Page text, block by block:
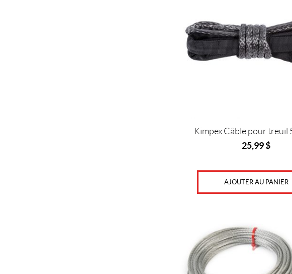
Kimpex Câble pour treuil
25,99$
AJOUTER AU PANIER